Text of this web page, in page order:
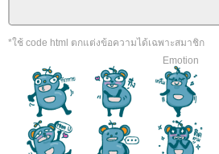
*ใช้ code html ตกแต่งข้อความได้เฉพาะสมาชิก
Emotion